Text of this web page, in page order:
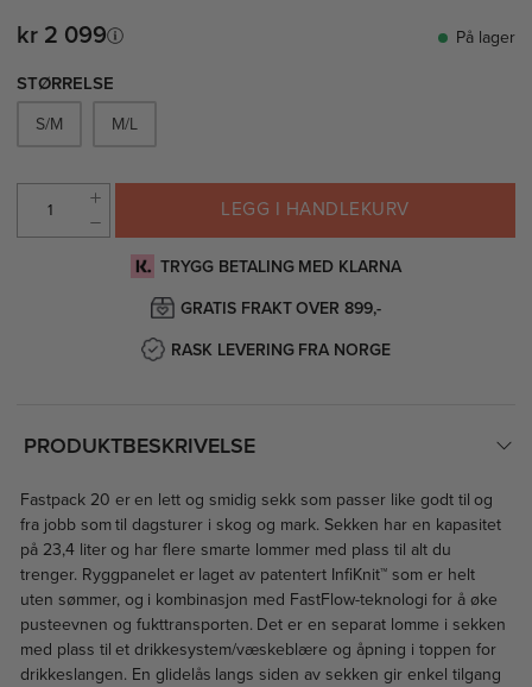
kr 2 099 På lager
STØRRELSE
S/M M/L
LEGG I HANDLEKURV
TRYGG BETALING MED KLARNA
GRATIS FRAKT OVER 899,-
RASK LEVERING FRA NORGE
PRODUKTBESKRIVELSE
Fastpack 20 er en lett og smidig sekk som passer like godt til og
fra jobb som til dagsturer i skog og mark. Sekken har en kapasitet
på 23,4 liter og har flere smarte lommer med plass til alt du
trenger. Ryggpanelet er laget av patentert InfiKnit™ som er helt
uten sømmer, og i kombinasjon med FastFlow-teknologi for å øke
pusteevnen og fukttransporten. Det er en separat lomme i sekken
med plass til et drikkesystem/væskeblære og åpning i toppen for
drikkeslangen. En glidelås langs siden av sekken gir enkel tilgang